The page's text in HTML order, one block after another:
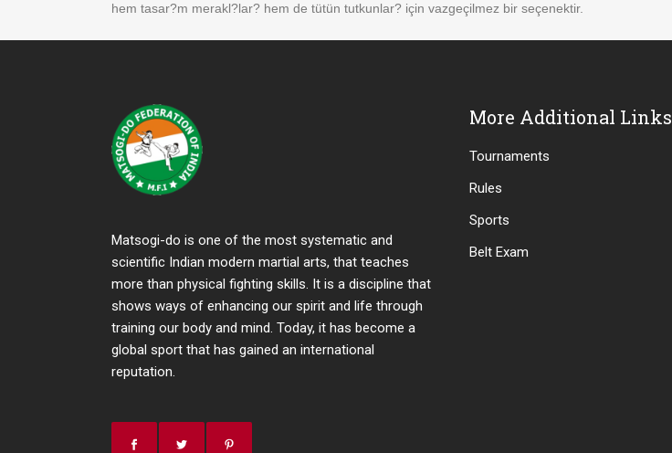
hem tasar?m merakl?lar? hem de tütün tutkunlar? için vazgeçilmez bir seçenektir.
Matsogi-do is one of the most systematic and
scientific Indian modern martial arts, that teaches
more than physical fighting skills. It is a discipline that
shows ways of enhancing our spirit and life through
training our body and mind. Today, it has become a
global sport that has gained an international
reputation.
More Additional Links
Tournaments
Rules
Sports
Belt Exam